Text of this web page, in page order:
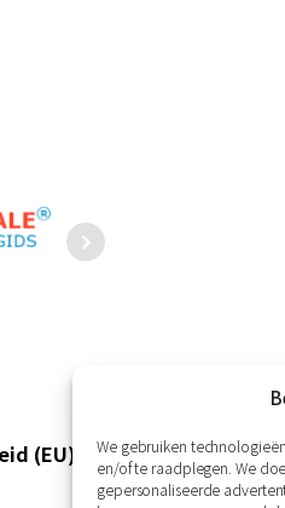
We gebruiken
en/of te raadplegen. We
gepersonaliseerde
(EU) Disclaimer